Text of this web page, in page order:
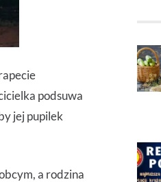
podsuwa
jej pupilek
a rodzina